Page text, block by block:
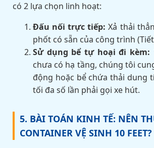
có 2 lựa chọn linh hoạt:
Đấu nối trực tiếp: Xả thải
phốt có sẵn của công trình
Sử dụng bể tự hoại đi kèm:
chưa có hạ tầng, chúng tôi
động hoặc bể chứa thải dung
tối đa số lần phải gọi xe hút.
5. BÀI TOÁN KINH TẾ: NÊN
CONTAINER VỆ SINH 10 FEET?